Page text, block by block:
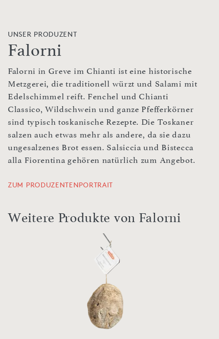
UNSER PRODUZENT
Falorni
Falorni in Greve im Chianti ist eine historische
Metzgerei, die traditionell würzt und Salami mit
Edelschimmel reift. Fenchel und Chianti
Classico, Wildschwein und ganze Pfefferkörner
sind typisch toskanische Rezepte. Die Toskaner
salzen auch etwas mehr als andere, da sie dazu
ungesalzenes Brot essen. Salsiccia und Bistecca
alla Fiorentina gehören natürlich zum Angebot.
ZUM PRODUZENTENPORTRAIT
Weitere Produkte von Falorni